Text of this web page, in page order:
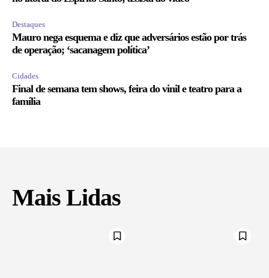
Destaques
Mauro nega esquema e diz que adversários estão por trás
de operação; ‘sacanagem política’
Cidades
Final de semana tem shows, feira do vinil e teatro para a
família
Mais Lidas